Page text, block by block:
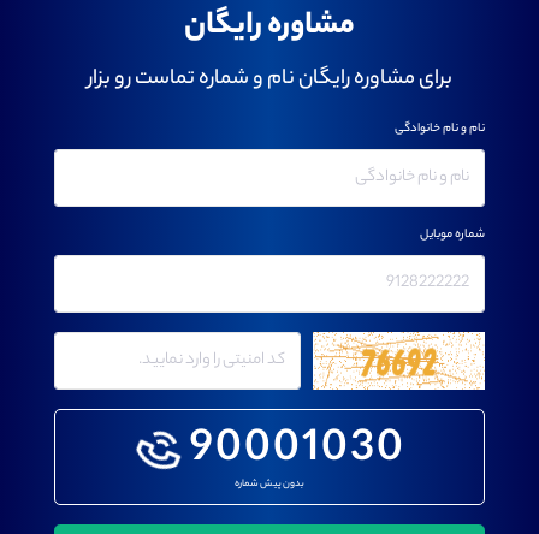
مشاوره رایگان
برای مشاوره رایگان نام و شماره تماست رو بزار
90001030
بدون پیش شماره
نام و نام خانوادگی
شماره موبایل